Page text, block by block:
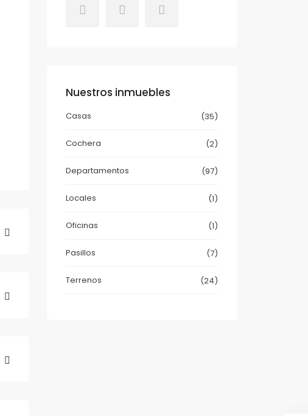
Nuestros inmuebles
Casas (35)
Cochera (2)
Departamentos (97)
Locales (1)
Oficinas (1)
Pasillos (7)
Terrenos (24)